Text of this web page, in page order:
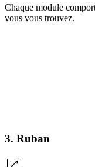
Chaque module
vous vous trouvez.
3. Ruban